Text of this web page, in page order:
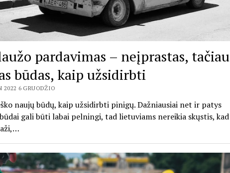
pardavimas – neįprastas, tačiau
būdas, kaip užsidirbti
2022 6 GRUODŽIO
naujų būdų, kaip užsidirbti pinigų. Dažniausiai net ir patys
gali būti labai pelningi, tad lietuviams nereikia skųstis, kad